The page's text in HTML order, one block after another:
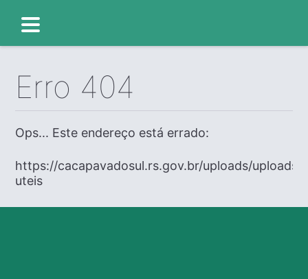
Erro 404
Ops... Este endereço está errado:
https://cacapavadosul.rs.gov.br/uploads/
uteis